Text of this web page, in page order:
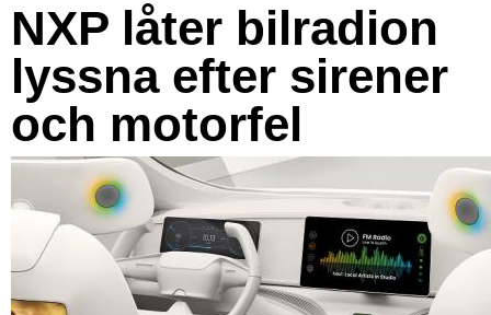
NXP låter bilradion
lyssna efter sirener
och motorfel